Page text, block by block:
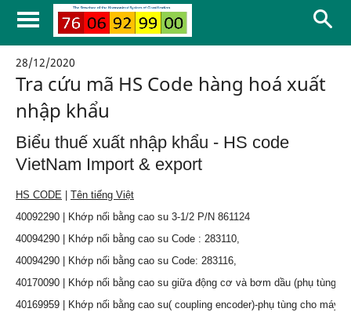
28/12/2020
Tra cứu mã HS Code hàng hoá xuất
nhập khẩu
Biểu thuế xuất nhập khẩu - HS code
VietNam Import & export
HS CODE
Tên tiếng Việt
40092290 | Khớp nối bằng cao su 3-1/2 P/N 861124
40094290 | Khớp nối bằng cao su Code : 283110,
40094290 | Khớp nối bằng cao su Code: 283116,
40170090 | Khớp nối bằng cao su giữa động cơ và bơm dầu (phụ tùng
40169959 | Khớp nối bằng cao su( coupling encoder)-phụ tùng cho máy